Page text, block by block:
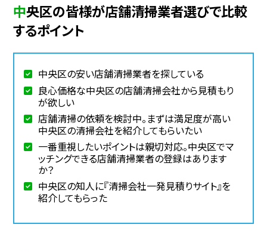
中央区の皆様が店舗清掃業者選びで比較
するポイント
中央区の安い店舗清掃業者を探している
良心価格な中央区の店舗清掃会社から見積もり
が欲しい
店舗清掃の依頼を検討中。まずは満足度が高い
中央区の清掃会社を紹介してもらいたい
一番重視したいポイントは親切対応。中央区でマ
ッチングできる店舗清掃業者の登録はあります
か？
中央区の知人に『清掃会社一発見積りサイト』を
紹介してもらった